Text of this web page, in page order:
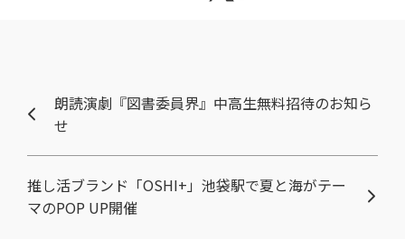
朗読演劇『図書委員界』中高生無料招待のお知ら
せ
推し活ブランド「OSHI+」池袋駅で夏と海がテー
マのPOP UP開催